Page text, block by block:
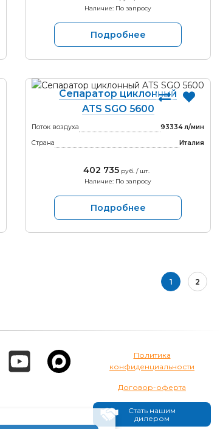
Наличие: По запросу
Подробнее
Сепаратор циклонный
ATS SGO 5600
Поток воздуха
93334 л/мин
Страна
Италия
402 735 руб. / шт.
Наличие: По запросу
Подробнее
1 2
Политика
конфиденциальности
Договор-оферта
Стать нашим
дилером